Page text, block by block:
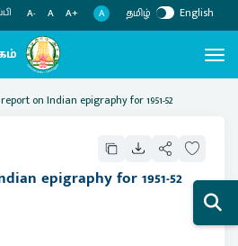
A- A A+ A தமிழ் English
on Indian epigraphy for 1951-52
epigraphy for 1951-52